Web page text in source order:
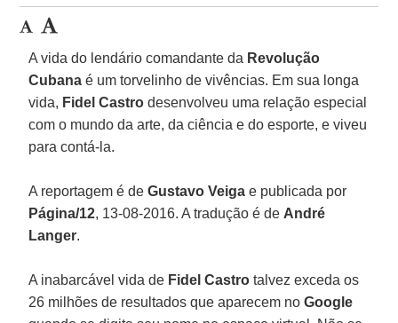
A vida do lendário comandante da Revolução
Cubana é um torvelinho de vivências. Em sua longa
vida, Fidel Castro desenvolveu uma relação especial
com o mundo da arte, da ciência e do esporte, e viveu
para contá-la.
A reportagem é deGustavo Veiga e publicada por
Página/12, 13-08-2016. A tradução é de André
Langer.
A inabarcável vida de Fidel Castro talvez exceda os
26 milhões de resultados que aparecem noGoogle